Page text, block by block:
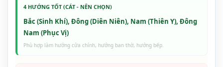
4 HƯỚNG TỐT (CÁT - NÊN CHỌN)
Bắc (Sinh Khí), Đông (Diên Niên), Nam (Thiên Y), Đông
Nam (Phục Vị)
Phù hợp làm hướng cửa chính, hướng ban thờ, hướng bếp.